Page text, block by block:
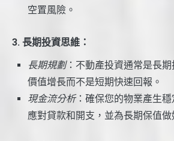
空置風險。
3. 長期投資思維：
長期規劃：不動產投資通常是長
價值增長而不是短期快速回報。
現金流分析：確保您的物業產生
應對貸款和開支，並為長期保值做